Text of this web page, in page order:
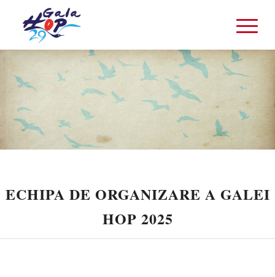
ECHIPA DE ORGANIZARE A GALEI
HOP 2025